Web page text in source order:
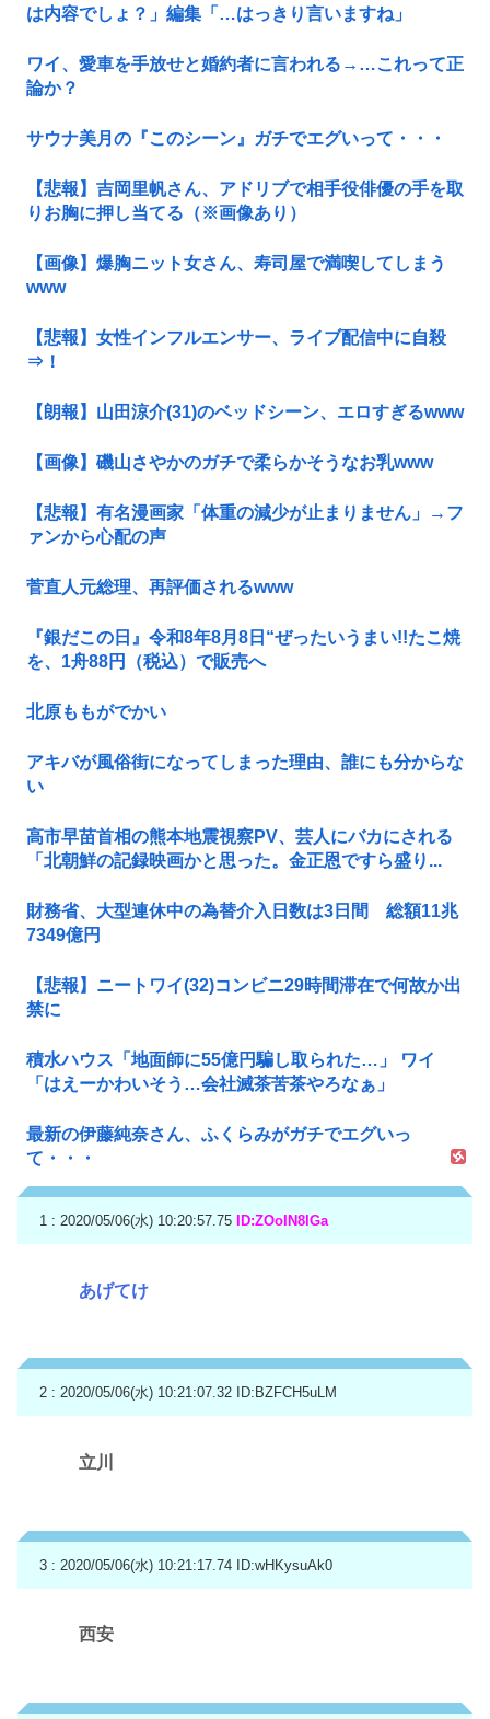
は内容でしょ？」編集「…はっきり言いますね」
ワイ、愛車を手放せと婚約者に言われる→…これって正
論か？
サウナ美月の『このシーン』ガチでエグいって・・・
【悲報】吉岡里帆さん、アドリブで相手役俳優の手を取
りお胸に押し当てる（※画像あり）
【画像】爆胸ニット女さん、寿司屋で満喫してしまう
www
【悲報】女性インフルエンサー、ライブ配信中に自殺
⇒！
【朗報】山田涼介(31)のベッドシーン、エロすぎるwww
【画像】磯山さやかのガチで柔らかそうなお乳www
【悲報】有名漫画家「体重の減少が止まりません」→フ
ァンから心配の声
菅直人元総理、再評価されるwww
『銀だこの日』令和8年8月8日“ぜったいうまい!!たこ焼
を、1舟88円（税込）で販売へ
北原ももがでかい
アキバが風俗街になってしまった理由、誰にも分からな
い
高市早苗首相の熊本地震視察PV、芸人にバカにされる
「北朝鮮の記録映画かと思った。金正恩ですら盛り...
財務省、大型連休中の為替介入日数は3日間 総額11兆
7349億円
【悲報】ニートワイ(32)コンビニ29時間滞在で何故か出
禁に
積水ハウス「地面師に55億円騙し取られた…」 ワイ
「はえーかわいそう…会社滅茶苦茶やろなぁ」
最新の伊藤純奈さん、ふくらみがガチでエグいっ
て・・・
1 : 2020/05/06(水) 10:20:57.75 ID:ZOoIN8lGa
あげてけ
2 : 2020/05/06(水) 10:21:07.32 ID:BZFCH5uLM
立川
3 : 2020/05/06(水) 10:21:17.74 ID:wHKysuAk0
西安